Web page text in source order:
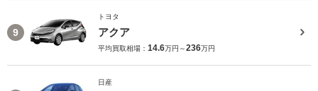
9
トヨタ
アクア
平均買取相場： 14.6万円～236万円
日産